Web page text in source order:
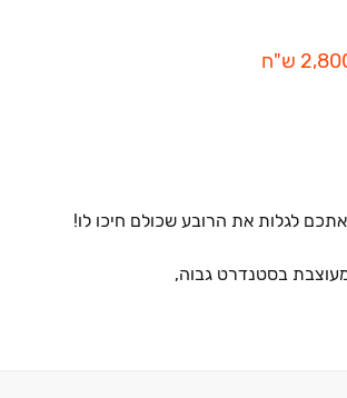
לגלות את הרובע שכולם חיכו לו!
בסטנדרט גבוה,